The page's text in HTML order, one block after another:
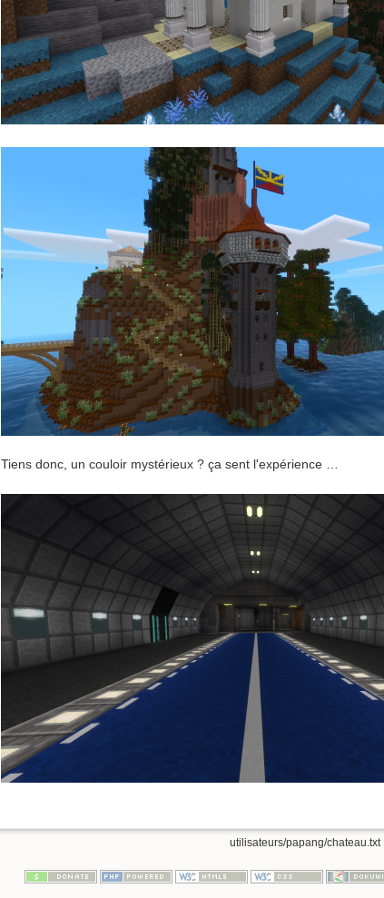
Tiens donc, un couloir mystérieux ? ça sent l'expérience …
utilisateurs/papang/chateau.txt